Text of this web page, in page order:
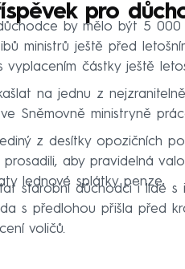
pro
by mělo být 5
ministrů ještě před
vyplacením částky ještě
na jednu z
Sněmovně ministryně
z desítky opozičních
aby pravidelná
lednové splátky penze.
starobní důchodci i lidé s
s předlohou přišla před
voličů.